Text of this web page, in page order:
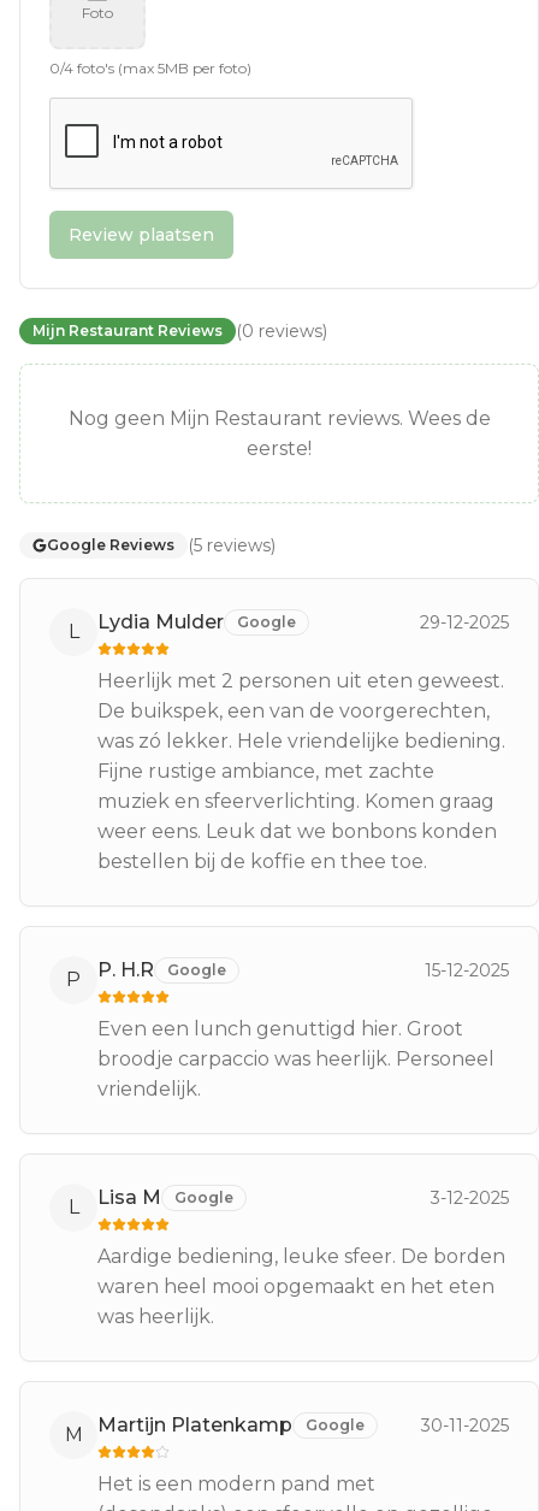
Foto
0/4 foto's (max 5MB per foto)
Review plaatsen
Mijn Restaurant Reviews (0 reviews)
Nog geen Mijn Restaurant reviews. Wees de
eerste!
Google Reviews (5 reviews)
L Lydia Mulder Google 29-12-2025
Heerlijk met 2 personen uit eten geweest.
De buikspek, een van de voorgerechten,
was zó lekker. Hele vriendelijke bediening.
Fijne rustige ambiance, met zachte
muziek en sfeerverlichting. Komen graag
weer eens. Leuk dat we bonbons konden
bestellen bij de koffie en thee toe.
P P. H.R Google 15-12-2025
Even een lunch genuttigd hier. Groot
broodje carpaccio was heerlijk. Personeel
vriendelijk.
L Lisa M Google 3-12-2025
Aardige bediening, leuke sfeer. De borden
waren heel mooi opgemaakt en het eten
was heerlijk.
M Martijn Platenkamp Google 30-11-2025
Het is een modern pand met